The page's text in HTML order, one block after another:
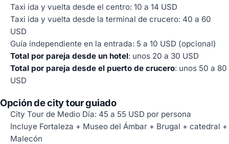
Taxi ida y vuelta desde el centro: 10 a 14 USD
Taxi ida y vuelta desde la terminal de crucero: 40 a 60
USD
Guía independiente en la entrada: 5 a 10 USD (opcional)
Total por pareja desde un hotel: unos 20 a 30 USD
Total por pareja desde el puerto de crucero: unos 50 a 80
USD
Opción de city tour guiado
City Tour de Medio Día: 45 a 55 USD por persona
Incluye Fortaleza + Museo del Ámbar + Brugal + catedral +
Malecón